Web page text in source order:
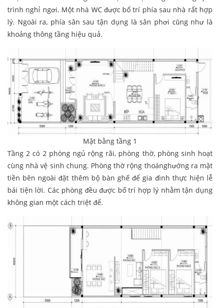
trình nghỉ ngơi. Một nhà WC được bố trí phía sau nhà rất hợp
lý. Ngoài ra, phía sân sau tận dụng là sân phơi cũng như là
khoảng thông tầng hiệu quả.
Mặt bằng tầng 1
Tầng 2 có 2 phòng ngủ rộng rãi, phòng thờ, phòng sinh hoạt
cùng nhà vệ sinh chung. Phòng thờ rộng thoánghướng ra mặt
tiền bên ngoài đặt thêm bộ bàn ghế để gia đình thực hiện lễ
bái tiện lời. Các phòng đều được bố trí hợp lý nhằm tận dụng
không gian một cách triệt để.